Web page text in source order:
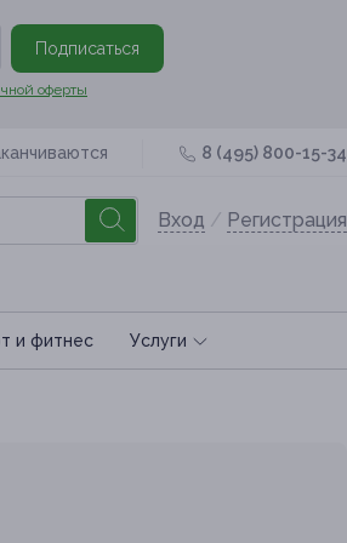
Подписаться
оферты
8 (495) 800-15-34
Вход / Регистрация
и фитнес Услуги